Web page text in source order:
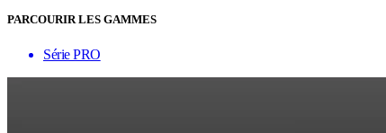
PARCOURIR LES GAMMES
Série PRO